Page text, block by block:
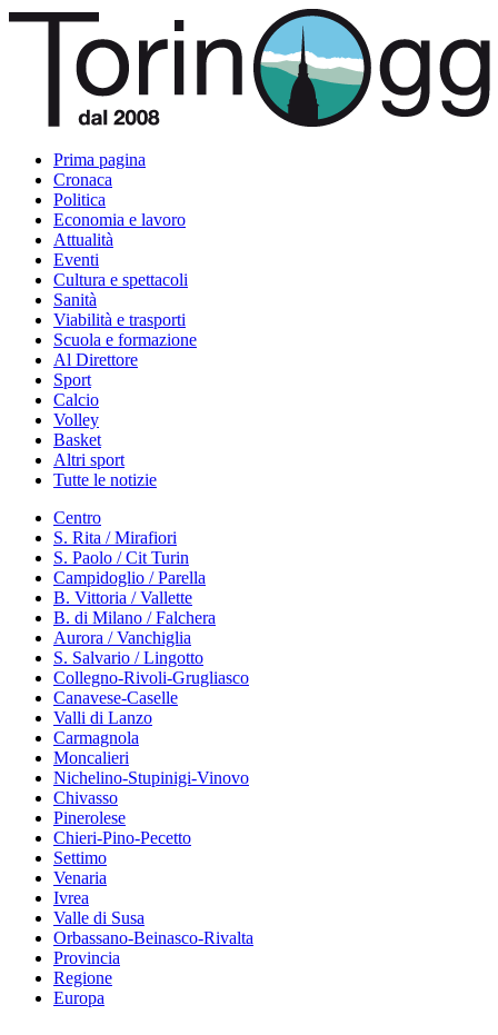
Prima pagina
Cronaca
Politica
Economia e lavoro
Attualità
Eventi
Cultura e spettacoli
Sanità
Viabilità e trasporti
Scuola e formazione
Al Direttore
Sport
Calcio
Volley
Basket
Altri sport
Tutte le notizie
Centro
S. Rita / Mirafiori
S. Paolo / Cit Turin
Campidoglio / Parella
B. Vittoria / Vallette
B. di Milano / Falchera
Aurora / Vanchiglia
S. Salvario / Lingotto
Collegno-Rivoli-Grugliasco
Canavese-Caselle
Valli di Lanzo
Carmagnola
Moncalieri
Nichelino-Stupinigi-Vinovo
Chivasso
Pinerolese
Chieri-Pino-Pecetto
Settimo
Venaria
Ivrea
Valle di Susa
Orbassano-Beinasco-Rivalta
Provincia
Regione
Europa